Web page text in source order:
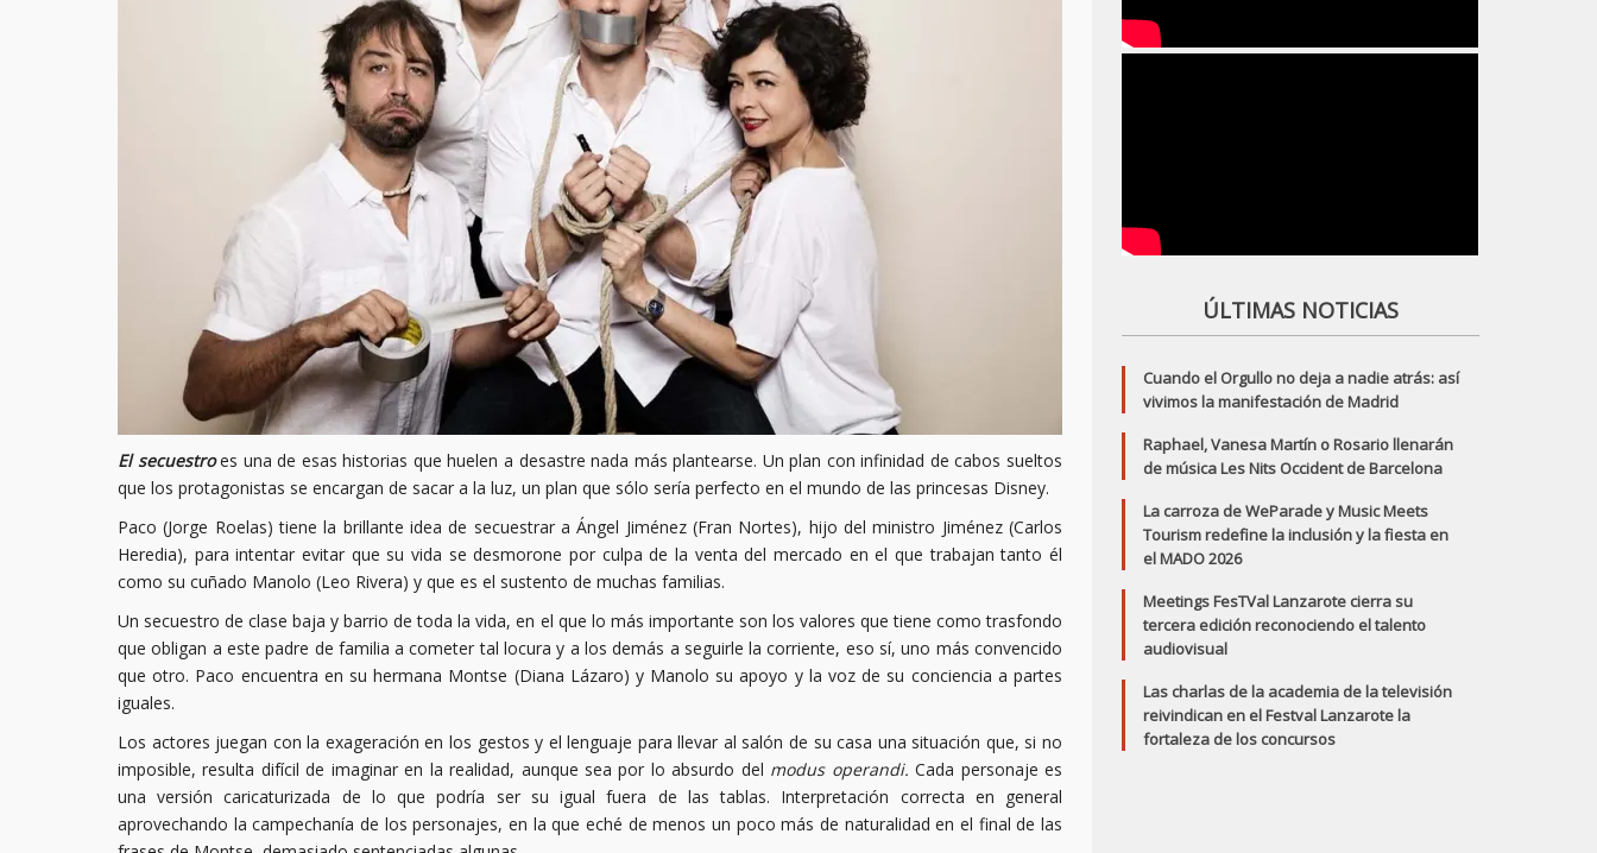
El secuestroes una de esas historias que huelen a desastre nada más plantearse. Un plan con infinidad de cabos sueltos
que los protagonistas se encargan de sacar a la luz, un plan que sólo sería perfecto en el mundo de las princesas Disney.
Paco (Jorge Roelas) tiene la brillante idea de secuestrar a Ángel Jiménez (Fran Nortes), hijo del ministro Jiménez (Carlos
Heredia), para intentar evitar que su vida se desmorone por culpa de la venta del mercado en el que trabajan tanto él
como su cuñado Manolo (Leo Rivera) y que es el sustento de muchas familias.
Un secuestro de clase baja y barrio de toda la vida, en el que lo más importante son los valores que tiene como trasfondo
que obligan a este padre de familia a cometer tal locura y a los demás a seguirle la corriente, eso sí, uno más convencido
que otro. Paco encuentra en su hermana Montse (Diana Lázaro) y Manolo su apoyo y la voz de su conciencia a partes
iguales.
Los actores juegan con la exageración en los gestos y el lenguaje para llevar al salón de su casa una situación que, si no
imposible, resulta difícil de imaginar en la realidad, aunque sea por lo absurdo del modus operandi. Cada personaje es
una versión caricaturizada de lo que podría ser su igual fuera de las tablas. Interpretación correcta en general
aprovechando la campechanía de los personajes, en la que eché de menos un poco más de naturalidad en el final de las
ÚLTIMAS NOTICIAS
Cuando el Orgullo no deja a nadie atrás: así
vivimos la manifestación de Madrid
Raphael, Vanesa Martín o Rosario llenarán
de música Les Nits Occident de Barcelona
La carroza de WeParade y Music Meets
Tourism redefine la inclusión y la fiesta en
el MADO 2026
Meetings FesTVal Lanzarote cierra su
tercera edición reconociendo el talento
audiovisual
Las charlas de la academia de la televisión
reivindican en el Festval Lanzarote la
fortaleza de los concursos